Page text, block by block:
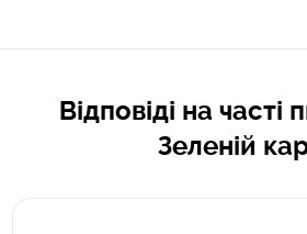
Відповіді на часті
Зеленій